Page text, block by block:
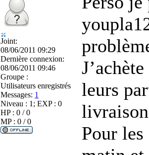
Joint:
08/06/2011 09:29
Dernière connexion:
08/06/2011 09:46
Groupe :
Utilisateurs enregistrés
Messages: 1
Niveau : 1; EXP : 0
HP : 0 / 0
MP : 0 / 0
leurs
Pour les